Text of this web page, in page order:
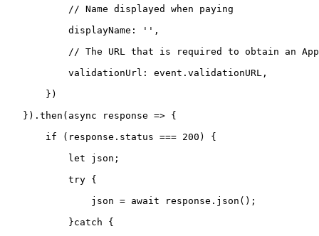
           // Name displayed when paying
           displayName: '',
// The URL that is required to obtain an
           validationUrl: event.validationURL,
       })
   }).then(async response => {
       if (response.status === 200) {
           let json;
           try {
               json = await response.json();
           }catch {